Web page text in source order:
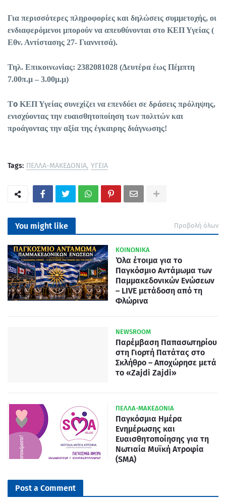
Για περισσότερες πληροφορίες και δηλώσεις συμμετοχής, οι
ενδιαφερόμενοι μπορούν να απευθύνονται στο ΚΕΠ Υγείας (
Εθν. Αντίστασης 27- Γιαννιτσά).
Τηλ. Επικοινωνίας: 2382081028 (Δευτέρα έως Πέμπτη
7.00π.μ – 3.00μ.μ)
Τo ΚΕΠ Υγείας συνεχίζει να επενδύει σε δράσεις πρόληψης,
ενισχύοντας την ευαισθητοποίηση των πολιτών και
προάγοντας την αξία της έγκαιρης διάγνωσης!
Tags: ΠΕΛΛΑ-ΜΑΚΕΔΟΝΙΑ ΥΓΕΙΑ
You might like Προβολή όλων
ΚΟΙΝΩΝΙΚΑ
Όλα έτοιμα για το
Παγκόσμιο Αντάμωμα των
Παμμακεδονικών Ενώσεων
– LIVE μετάδοση από τη
Φλώρινα
NEWSROOM
Παρέμβαση Παπασωτηρίου
στη Γιορτή Πατάτας στο
Σκλήθρο – Αποχώρησε μετά
το «Zajdi Zajdi»
ΠΕΛΛΑ-ΜΑΚΕΔΟΝΙΑ
Παγκόσμια Ημέρα
Ενημέρωσης και
Ευαισθητοποίησης για τη
Νωτιαία Μυϊκή Ατροφία
(SMA)
Post a Comment